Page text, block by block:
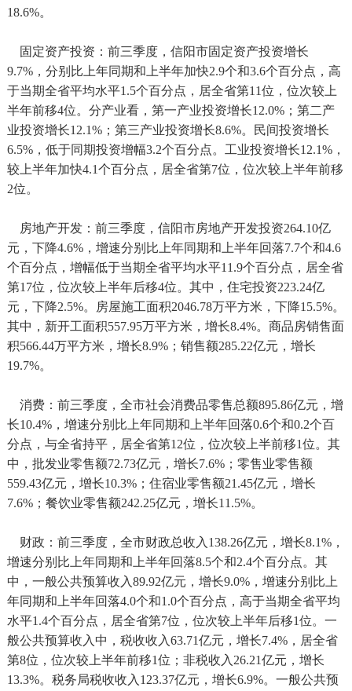
18.6%。
固定资产投资：前三季度，信阳市固定资产投资增长
9.7%，分别比上年同期和上半年加快2.9个和3.6个百分点，高
于当期全省平均水平1.5个百分点，居全省第11位，位次较上
半年前移4位。分产业看，第一产业投资增长12.0%；第二产
业投资增长12.1%；第三产业投资增长8.6%。民间投资增长
6.5%，低于同期投资增幅3.2个百分点。工业投资增长12.1%，
较上半年加快4.1个百分点，居全省第7位，位次较上半年前移
2位。
房地产开发：前三季度，信阳市房地产开发投资264.10亿
元，下降4.6%，增速分别比上年同期和上半年回落7.7个和4.6
个百分点，增幅低于当期全省平均水平11.9个百分点，居全省
第17位，位次较上半年后移4位。其中，住宅投资223.24亿
元，下降2.5%。房屋施工面积2046.78万平方米，下降15.5%。
其中，新开工面积557.95万平方米，增长8.4%。商品房销售面
积566.44万平方米，增长8.9%；销售额285.22亿元，增长
19.7%。
消费：前三季度，全市社会消费品零售总额895.86亿元，增
长10.4%，增速分别比上年同期和上半年回落0.6个和0.2个百
分点，与全省持平，居全省第12位，位次较上半前移1位。其
中，批发业零售额72.73亿元，增长7.6%；零售业零售额
559.43亿元，增长10.3%；住宿业零售额21.45亿元，增长
7.6%；餐饮业零售额242.25亿元，增长11.5%。
财政：前三季度，全市财政总收入138.26亿元，增长8.1%，
增速分别比上年同期和上半年回落8.5个和2.4个百分点。其
中，一般公共预算收入89.92亿元，增长9.0%，增速分别比上
年同期和上半年回落4.0个和1.0个百分点，高于当期全省平均
水平1.4个百分点，居全省第7位，位次较上半年后移1位。一
般公共预算收入中，税收收入63.71亿元，增长7.4%，居全省
第8位，位次较上半年前移1位；非税收入26.21亿元，增长
13.3%。税务局税收收入123.37亿元，增长6.9%。一般公共预